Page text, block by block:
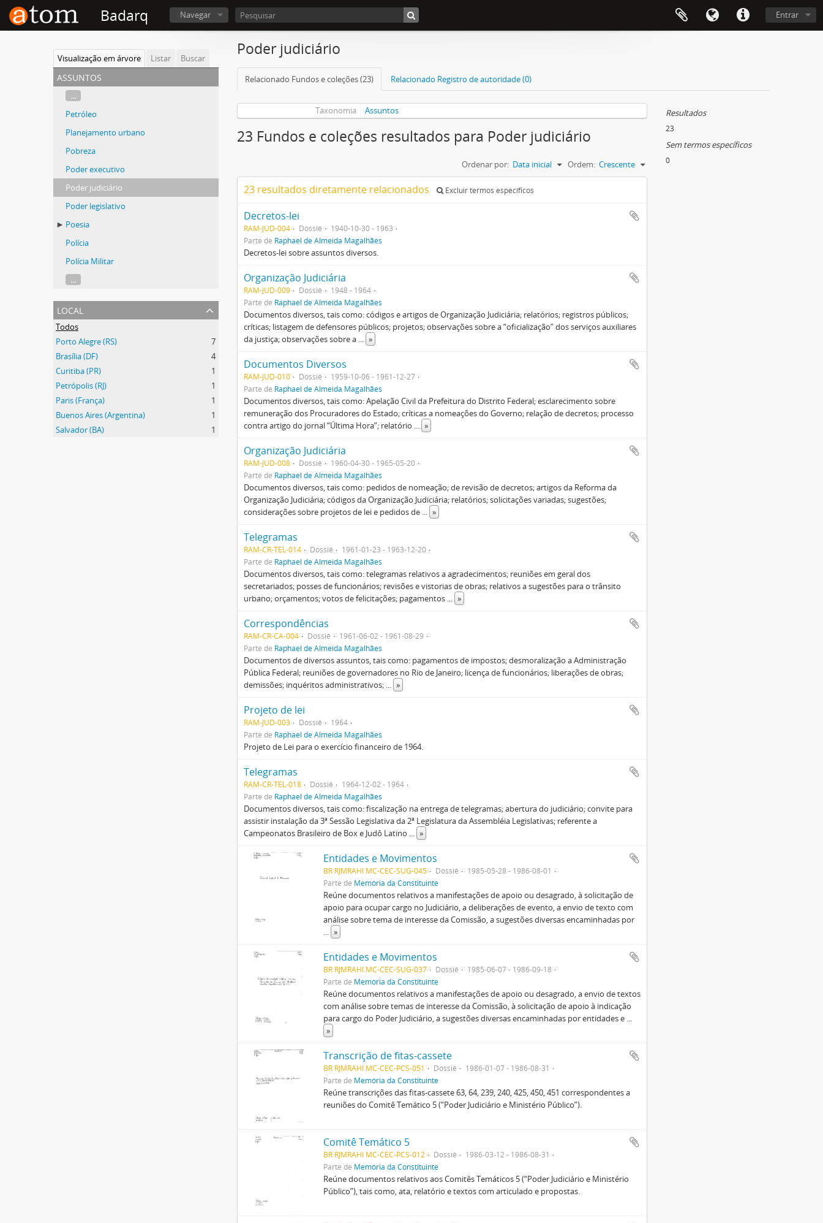
Badarq Navegar Entrar
Visualização em árvore Listar Buscar
assuntos
...
Petróleo
Planejamento urbano
Pobreza
Poder executivo
Poder judiciário
Poder legislativo
Poesia
Polícia
Polícia Militar
...
local
Todos
Porto Alegre (RS)
7
Brasília (DF)
4
Curitiba (PR)
1
Petrópolis (RJ)
1
Paris (França)
1
Buenos Aires (Argentina)
1
Salvador (BA)
1
Poder judiciário
Relacionado Fundos e coleções (23) Relacionado Registro de autoridade (0)
Taxonomia Assuntos
23 Fundos e coleções resultados para Poder judiciário
Ordenar por: Data inicial Ordem: Crescente
23 resultados diretamente relacionados Excluir termos específicos
Decretos-lei
RAM-JUD-004 Dossiê
1940-10-30 - 1963
Parte de Raphael de Almeida Magalhães
Decretos-lei sobre assuntos diversos.
Organização Judiciária
RAM-JUD-009 Dossiê
1948 - 1964
Parte de Raphael de Almeida Magalhães
Documentos diversos, tais como: códigos e artigos de Organização Judiciária; relatórios; registros públicos;
críticas; listagem de defensores públicos; projetos; observações sobre a “oficialização” dos serviços auxiliares
da justiça; observações sobre a ... »
Documentos Diversos
RAM-JUD-010 Dossiê
1959-10-06 - 1961-12-27
Parte de Raphael de Almeida Magalhães
Documentos diversos, tais como: Apelação Civil da Prefeitura do Distrito Federal; esclarecimento sobre
remuneração dos Procuradores do Estado; críticas a nomeações do Governo; relação de decretos; processo
contra artigo do jornal “Última Hora”; relatório ... »
Organização Judiciária
RAM-JUD-008 Dossiê
1960-04-30 - 1965-05-20
Parte de Raphael de Almeida Magalhães
Documentos diversos, tais como: pedidos de nomeação; de revisão de decretos; artigos da Reforma da
Organização Judiciária; códigos da Organização Judiciária; relatórios; solicitações variadas; sugestões;
considerações sobre projetos de lei e pedidos de ... »
Telegramas
RAM-CR-TEL-014 Dossiê
1961-01-23 - 1963-12-20
Parte de Raphael de Almeida Magalhães
Documentos diversos, tais como: telegramas relativos a agradecimentos; reuniões em geral dos
secretariados; posses de funcionários; revisões e vistorias de obras; relativos a sugestões para o trânsito
urbano; orçamentos; votos de felicitações; pagamentos ... »
Correspondências
RAM-CR-CA-004 Dossiê
1961-06-02 - 1961-08-29
Parte de Raphael de Almeida Magalhães
Documentos de diversos assuntos, tais como: pagamentos de impostos; desmoralização a Administração
Pública Federal; reuniões de governadores no Rio de Janeiro; licença de funcionários; liberações de obras;
demissões; inquéritos administrativos; ... »
Projeto de lei
RAM-JUD-003 Dossiê
1964
Parte de Raphael de Almeida Magalhães
Projeto de Lei para o exercício financeiro de 1964.
Telegramas
RAM-CR-TEL-018 Dossiê
1964-12-02 - 1964
Parte de Raphael de Almeida Magalhães
Documentos diversos, tais como: fiscalização na entrega de telegramas; abertura do judiciário; convite para
assistir instalação da 3ª Sessão Legislativa da 2ª Legislatura da Assembléia Legislativas; referente a
Campeonatos Brasileiro de Box e Judô Latino ... »
Entidades e Movimentos
BR RJMRAHI MC-CEC-SUG-045 Dossiê
1985-05-28 - 1986-08-01
Parte de Memória da Constituinte
Reúne documentos relativos a manifestações de apoio ou desagrado, à solicitação de
apoio para ocupar cargo no Judiciário, a deliberações de evento, a envio de texto com
análise sobre tema de interesse da Comissão, a sugestões diversas encaminhadas por
... »
Entidades e Movimentos
BR RJMRAHI MC-CEC-SUG-037 Dossiê
1985-06-07 - 1986-09-18
Parte de Memória da Constituinte
Reúne documentos relativos a manifestações de apoio ou desagrado, a envio de textos
com análise sobre temas de interesse da Comissão, à solicitação de apoio à indicação
para cargo do Poder Judiciário, a sugestões diversas encaminhadas por entidades e ...
»
Transcrição de fitas-cassete
BR RJMRAHI MC-CEC-PCS-051 Dossiê
1986-01-07 - 1986-08-31
Parte de Memória da Constituinte
Reúne transcrições das fitas-cassete 63, 64, 239, 240, 425, 450, 451 correspondentes a
reuniões do Comitê Temático 5 (“Poder Judiciário e Ministério Público”).
Comitê Temático 5
BR RJMRAHI MC-CEC-PCS-012 Dossiê
1986-03-12 - 1986-08-31
Parte de Memória da Constituinte
Reúne documentos relativos aos Comitês Temáticos 5 (“Poder Judiciário e Ministério
Público”), tais como, ata, relatório e textos com articulado e propostas.
Resultados
23
Sem termos específicos
0